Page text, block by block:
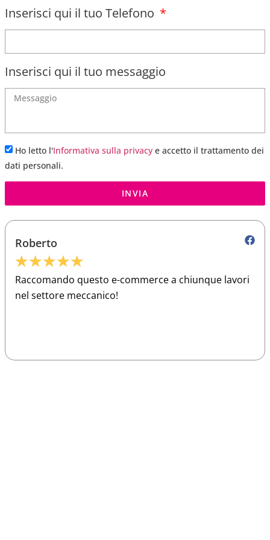
Inserisci qui il tuo Telefono
Inserisci qui il tuo messaggio
Ho letto l'Informativa sulla privacy e accetto il trattamento dei
dati personali.
INVIA
Roberto
★★★★★
Raccomando questo e-commerce a chiunque lavori
nel settore meccanico!